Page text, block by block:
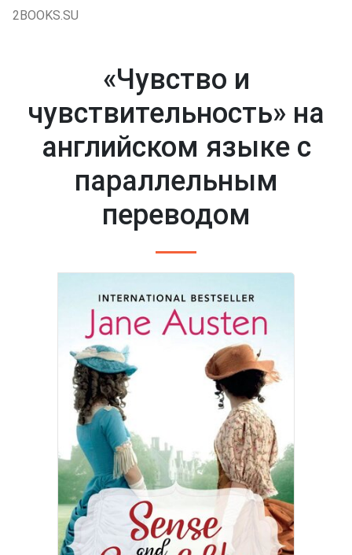
2BOOKS.SU
«Чувство и
чувствительность» на
английском языке с
параллельным
переводом